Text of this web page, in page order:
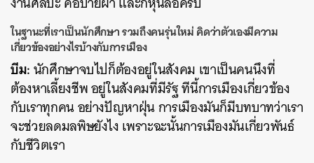
ในฐานะที่เราเป็นนักศึกษา รวมถึงคนรุ่นใหม่ คิดว่าตัวเองมีความ
เกี่ยวข้องอย่างไรบ้างกับการเมือง
บีม:นักศึกษาจบไปก็ต้องอยู่ในสังคม เขาเป็นคนนึงที่
ต้องหาเลี้ยงชีพ อยู่ในสังคมที่มีรัฐ ทีนี้การเมืองเกี่ยวข้อง
กับเราทุกคน อย่างปัญหาฝุ่น การเมืองมันก็มีบทบาทว่าเรา
จะช่วยลดมลพิษยังไง เพราะฉะนั้นการเมืองมันเกี่ยวพันธ์
กับชีวิตเรา